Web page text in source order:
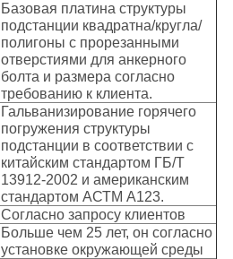
Базовая платина структуры
подстанции квадратна/кругла/
полигоны с прорезанными
отверстиями для анкерного
болта и размера согласно
требованию к клиента.
Гальванизирование горячего
погружения структуры
подстанции в соответствии с
китайским стандартом ГБ/Т
13912-2002 и американским
стандартом АСТМ А123.
Согласно запросу клиентов
Больше чем 25 лет, он согласно
установке окружающей среды